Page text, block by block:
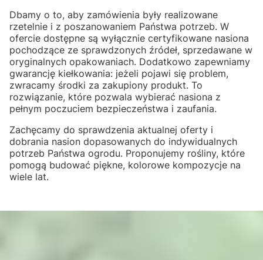
Dbamy o to, aby zamówienia były realizowane
rzetelnie i z poszanowaniem Państwa potrzeb. W
ofercie dostępne są wyłącznie certyfikowane nasiona
pochodzące ze sprawdzonych źródeł, sprzedawane w
oryginalnych opakowaniach. Dodatkowo zapewniamy
gwarancję kiełkowania: jeżeli pojawi się problem,
zwracamy środki za zakupiony produkt. To
rozwiązanie, które pozwala wybierać nasiona z
pełnym poczuciem bezpieczeństwa i zaufania.
Zachęcamy do sprawdzenia aktualnej oferty i
dobrania nasion dopasowanych do indywidualnych
potrzeb Państwa ogrodu. Proponujemy rośliny, które
pomogą budować piękne, kolorowe kompozycje na
wiele lat.